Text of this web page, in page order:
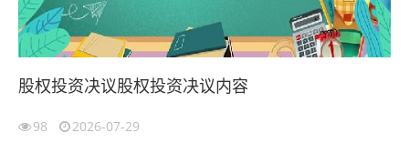
股权投资决议股权投资决议内容
98 2026-07-29